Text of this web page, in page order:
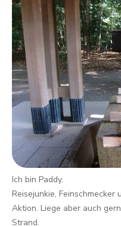
Ich bin Paddy.
Reisejunkie, Feinschmecker
Aktion. Liege aber auch
Strand.